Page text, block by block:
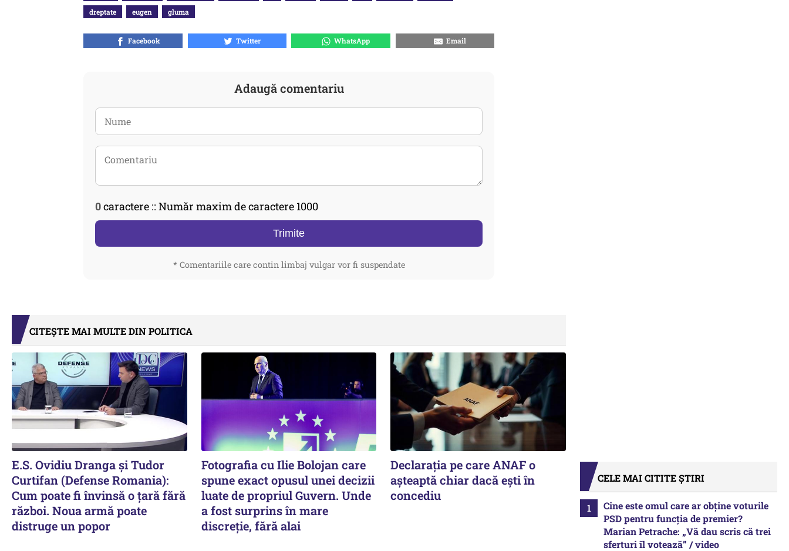
dreptate
eugen gluma
Facebook Twitter WhatsApp Email
Adaugă comentariu
0caractere :: Număr maxim de caractere 1000
Trimite
* Comentariile care contin limbaj vulgar vor fi suspendate
CITEȘTE MAI MULTE DIN POLITICA
E.S. Ovidiu Dranga și Tudor
Curtifan (Defense Romania):
Cum poate fi învinsă o țară fără
război. Noua armă poate
distruge un popor
Fotografia cu Ilie Bolojan care
spune exact opusul unei decizii
luate de propriul Guvern. Unde
a fost surprins în mare
discreție, fără alai
Declarația pe care ANAF o
așteaptă chiar dacă ești în
concediu
CELE MAI CITITE ȘTIRI
Cine este omul care ar obține voturile
PSD pentru funcția de premier?
Marian Petrache: „Vă dau scris că trei
sferturi îl votează” / video